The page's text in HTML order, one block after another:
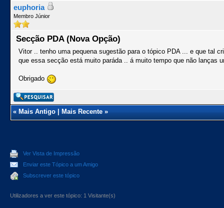
euphoria
Membro Júnior
Secção PDA (Nova Opção)
Vitor .. tenho uma pequena sugestão para o tópico PDA ... e que tal
que essa secção está muito paráda .. á muito tempo que não lanças
Obrigado
«Mais Antigo|Mais Recente»
Ver Vista de Impressão
Enviar este Tópico a um Amigo
Subscrever este tópico
Utilizadores a ver este tópico: 1 Visitante(s)